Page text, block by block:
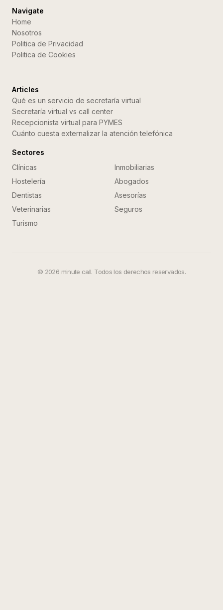
Navigate
Home
Nosotros
Politica de Privacidad
Politica de Cookies
Articles
Qué es un servicio de secretaría virtual
Secretaría virtual vs call center
Recepcionista virtual para PYMES
Cuánto cuesta externalizar la atención telefónica
Sectores
Clínicas
Inmobiliarias
Hostelería
Abogados
Dentistas
Asesorías
Veterinarias
Seguros
Turismo
© 2026 minute call. Todos los derechos reservados.